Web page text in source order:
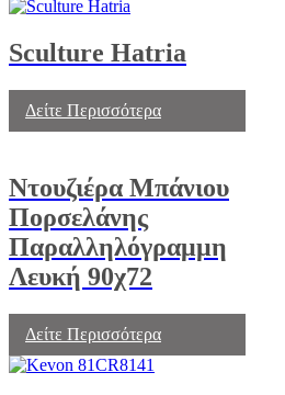
Sculture Hatria
Δείτε Περισσότερα
Ντουζιέρα Μπάνιου
Πορσελάνης
Παραλληλόγραμμη
Λευκή 90χ72
Δείτε Περισσότερα